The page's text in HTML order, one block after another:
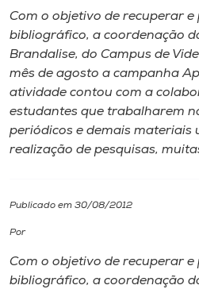
Portal de Ensino
A
Internacionalização
Cultura
Com o objetivo de recuperar
bibliográfico, a coordenação
Brandalise, do Campus de
mês de agosto a campanha
atividade contou com a
estudantes que trabalharem
periódicos e demais materiais
realização de pesquisas,
Publicado em 30/08/2012
Por
Com o objetivo de recuperar
bibliográfico, a coordenação